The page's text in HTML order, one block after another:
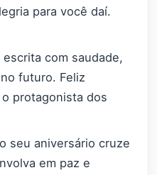
para você daí.
com saudade,
futuro. Feliz
protagonista dos
seu aniversário cruze
em paz e